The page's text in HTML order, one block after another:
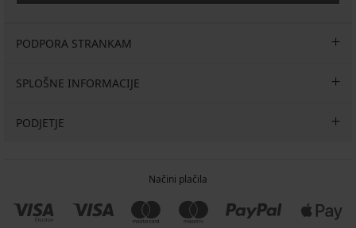
PODPORA STRANKAM
SPLOŠNE INFORMACIJE
PODJETJE
Načini plačila